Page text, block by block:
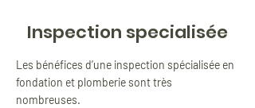
Inspection specialisée
Les bénéfices d’une inspection spécialisée en
fondation et plomberie sont très
nombreuses.